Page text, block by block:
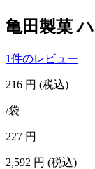
亀田製菓
1件のレビュー
216 円 (税込)
/袋
227 円
2,592 円 (税込)